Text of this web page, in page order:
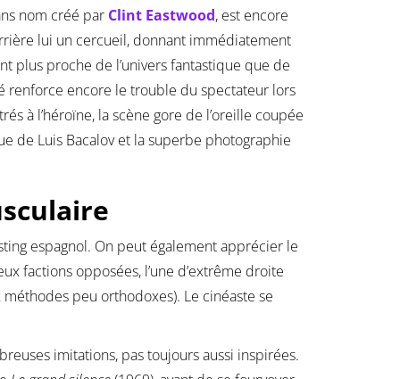
nom créé par Clint Eastwood, est encore
lui un cercueil, donnant immédiatement
plus proche de l’univers fantastique que de
renforce encore le trouble du spectateur lors
à l’héroïne, la scène gore de l’oreille coupée
de Luis Bacalov et la superbe photographie
espagnol. On peut également apprécier le
factions opposées, l’une d’extrême droite
peu orthodoxes). Le cinéaste se
imitations, pas toujours aussi inspirées.